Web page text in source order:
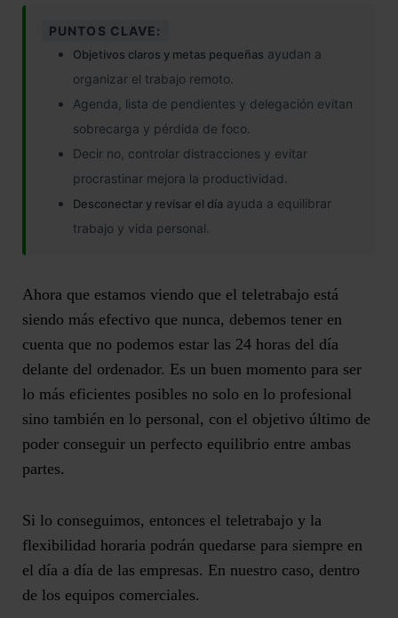
PUNTOS CLAVE:
Objetivos claros y metas pequeñas ayudan a
organizar el trabajo remoto.
Agenda, lista de pendientes y delegación evitan
sobrecarga y pérdida de foco.
Decir no, controlar distracciones y evitar
procrastinar mejora la productividad.
Desconectar y revisar el día ayuda a equilibrar
trabajo y vida personal.
Ahora que estamos viendo que el teletrabajo está
siendo más efectivo que nunca, debemos tener en
cuenta que no podemos estar las 24 horas del día
delante del ordenador. Es un buen momento para ser
lo más eficientes posibles no solo en lo profesional
sino también en lo personal, con el objetivo último de
poder conseguir un perfecto equilibrio entre ambas
partes.
Si lo conseguimos, entonces el teletrabajo y la
flexibilidad horaria podrán quedarse para siempre en
el día a día de las empresas. En nuestro caso, dentro
de los equipos comerciales.